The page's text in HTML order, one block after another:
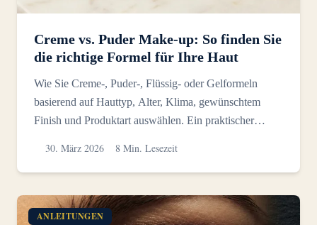
Creme vs. Puder Make-up: So finden Sie
die richtige Formel für Ihre Haut
Wie Sie Creme-, Puder-, Flüssig- oder Gelformeln
basierend auf Hauttyp, Alter, Klima, gewünschtem
Finish und Produktart auswählen. Ein praktischer
30. März 2026 8 Min. Lesezeit
ANLEITUNGEN